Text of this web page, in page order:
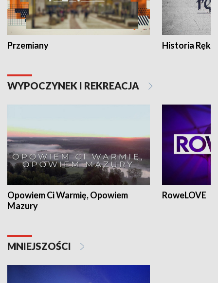
Przemiany Historia Ręką
WYPOCZYNEK I REKREACJA
Opowiem Ci Warmię, Opowiem
Mazury
RoweLOVE
MNIEJSZOŚCI